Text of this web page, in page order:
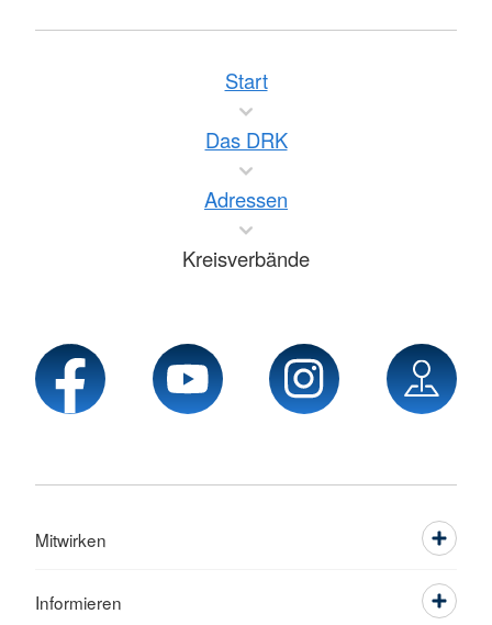
Start
Das DRK
Adressen
Kreisverbände
Mitwirken
Informieren